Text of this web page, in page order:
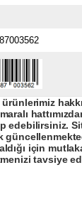
edebilirsiniz.
için
tavsiye